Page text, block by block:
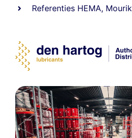
Referenties HEMA, Mourik